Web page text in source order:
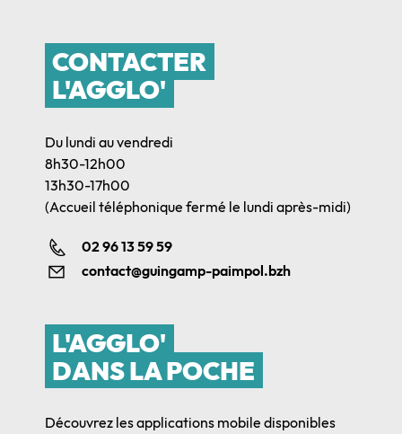
CONTACTER
L'AGGLO'
Du lundi au vendredi
8h30-12h00
13h30-17h00
(Accueil téléphonique fermé le lundi après-midi)
02 96 13 59 59
contact@guingamp-paimpol.bzh
L'AGGLO'
DANS LA POCHE
Découvrez les applications mobile disponibles